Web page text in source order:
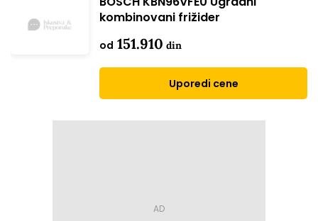
kombinovani frižider
od 151.910 din
Uporedi cene